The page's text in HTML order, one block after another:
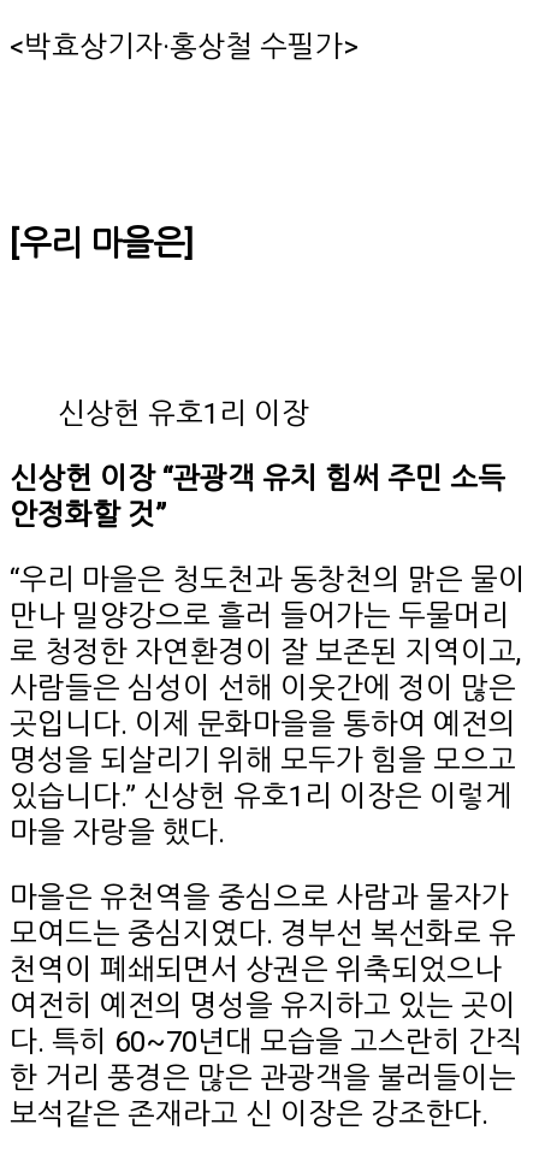
<박효상기자·홍상철 수필가>
[우리 마을은]
신상헌 유호1리 이장
신상헌 이장 “관광객 유치 힘써 주민 소득
안정화할 것”
“우리 마을은 청도천과 동창천의 맑은 물이
만나 밀양강으로 흘러 들어가는 두물머리
로 청정한 자연환경이 잘 보존된 지역이고,
사람들은 심성이 선해 이웃간에 정이 많은
곳입니다. 이제 문화마을을 통하여 예전의
명성을 되살리기 위해 모두가 힘을 모으고
있습니다.” 신상헌 유호1리 이장은 이렇게
마을 자랑을 했다.
마을은 유천역을 중심으로 사람과 물자가
모여드는 중심지였다. 경부선 복선화로 유
천역이 폐쇄되면서 상권은 위축되었으나
여전히 예전의 명성을 유지하고 있는 곳이
다. 특히 60~70년대 모습을 고스란히 간직
한 거리 풍경은 많은 관광객을 불러들이는
보석같은 존재라고 신 이장은 강조한다.